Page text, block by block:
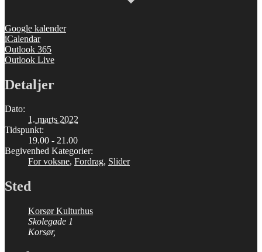
Google kalender
iCalendar
Outlook 365
Outlook Live
Detaljer
Dato:
1. marts 2022
Tidspunkt:
19.00 - 21.00
Begivenhed Kategorier:
For voksne, Fordrag, Slider
Sted
Korsør Kulturhus
Skolegade 1
Korsør,